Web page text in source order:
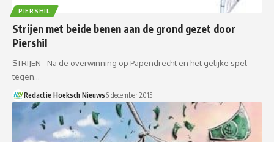
PIERSHIL
Strijen met beide benen aan de grond gezet door
Piershil
STRIJEN - Na de overwinning op Papendrecht en het gelijke spel
tegen…
Redactie Hoeksch Nieuws6 december 2015